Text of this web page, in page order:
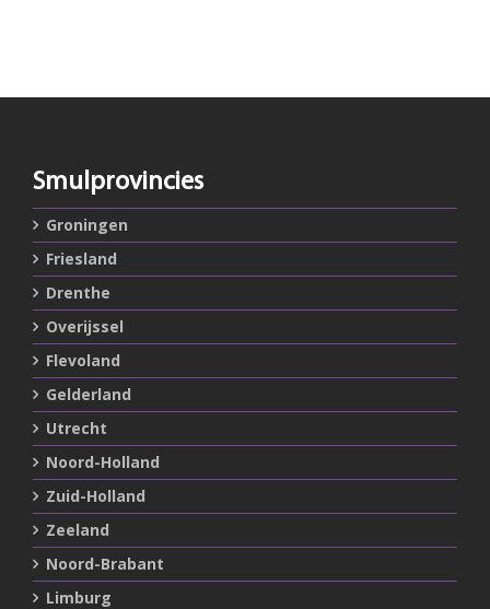
Smulprovincies
Groningen
Friesland
Drenthe
Overijssel
Flevoland
Gelderland
Utrecht
Noord-Holland
Zuid-Holland
Zeeland
Noord-Brabant
Limburg